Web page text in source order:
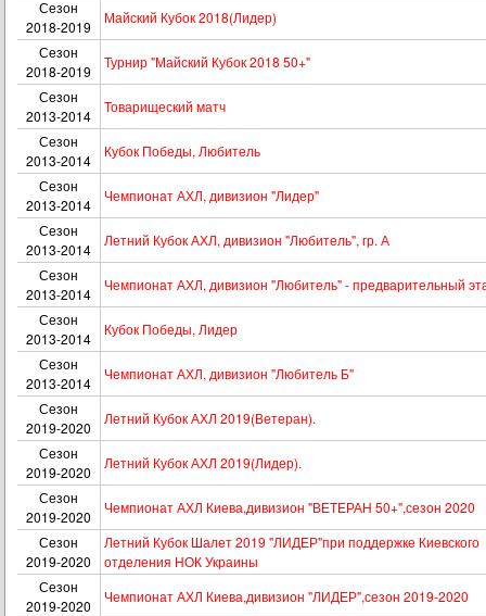
Сезон
2018-2019
Майский Кубок 2018(Лидер)
Сезон
2018-2019
Турнир "Майский Кубок 2018 50+"
Сезон
2013-2014
Товарищеский матч
Сезон
2013-2014
Кубок Победы, Любитель
Сезон
2013-2014
Чемпионат АХЛ, дивизион "Лидер"
Сезон
2013-2014
Летний Кубок АХЛ, дивизион "Любитель", гр. А
Сезон
2013-2014
Чемпионат АХЛ, дивизион "Любитель" - предварительный
Сезон
2013-2014
Кубок Победы, Лидер
Сезон
2013-2014
Чемпионат АХЛ, дивизион "Любитель Б"
Сезон
2019-2020
Летний Кубок АХЛ 2019(Ветеран).
Сезон
2019-2020
Летний Кубок АХЛ 2019(Лидер).
Сезон
2019-2020
Чемпионат АХЛ Киева,дивизион "ВЕТЕРАН 50+",сезон 2020
Сезон
2019-2020
Летний Кубок Шалет 2019 "ЛИДЕР"при поддержке Киевского
отделения НОК Украины
Сезон
2019-2020
Чемпионат АХЛ Киева,дивизион "ЛИДЕР",сезон 2019-2020